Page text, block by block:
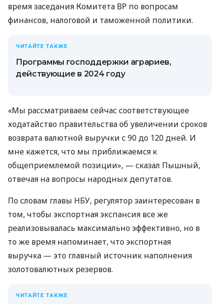
время заседания Комитета ВР по вопросам
финансов, налоговой и таможенной политики.
ЧИТАЙТЕ ТАКЖЕ
Программы господдержки аграриев,
действующие в 2024 году
«Мы рассматриваем сейчас соответствующее
ходатайство правительства об увеличении сроков
возврата валютной выручки с 90 до 120 дней. И
мне кажется, что мы приближаемся к
общеприемлемой позиции», — сказал Пышный,
отвечая на вопросы народных депутатов.
По словам главы НБУ, регулятор заинтересован в
том, чтобы экспортная экспансия все же
реализовывалась максимально эффективно, но в
то же время напоминает, что экспортная
выручка — это главный источник наполнения
золотовалютных резервов.
ЧИТАЙТЕ ТАКЖЕ